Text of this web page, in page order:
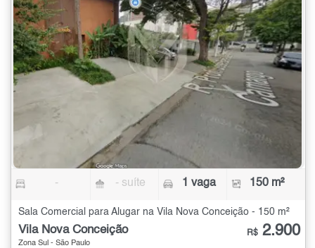
- - suíte 1 vaga 150 m²
Sala Comercial para Alugar na Vila Nova Conceição - 150 m²
Vila Nova Conceição
Zona Sul - São Paulo
R$ 2.900